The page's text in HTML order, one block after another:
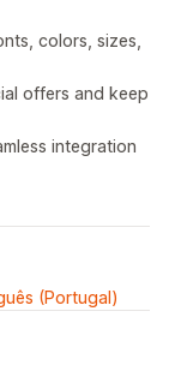
colors, sizes,
offers and keep
integration
(Portugal)